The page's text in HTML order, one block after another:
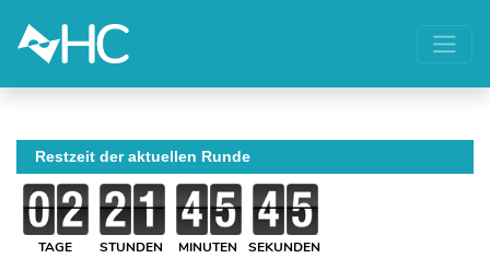
Restzeit der aktuellen Runde
TAGE STUNDEN MINUTEN SEKUNDEN